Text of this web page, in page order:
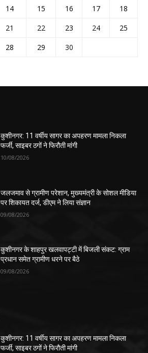
14 15 16 17
18
21 22 23 24
25
28 29
30
कुशीनगर: 11 वर्षीय सागर का अपहरण मामला निकला
फर्जी, साइबर ठगों ने फिरौती मांगी
10/08/2026
जलजमाव से ग्रामीण परेशान, मुख्यमंत्री के सोशल मीडिया
पर शिकायत दर्ज, डीएम ने लिया संज्ञान
09/08/2026
कुशीनगर के शाहपुर खलवापट्टी में बिजली संकट: ग्राम
प्रधान समेत ग्रामीण धरने पर बैठे
09/08/2026
कुशीनगर: 11 वर्षीय सागर का अपहरण मामला निकला
फर्जी, साइबर ठगों ने फिरौती मांगी